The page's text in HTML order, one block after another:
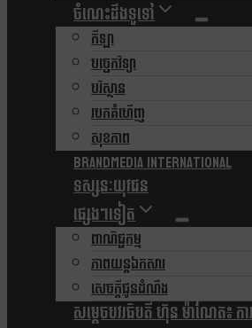
ចំណេះដឹងទូទៅ
កីឡា
បច្ចេកវិទ្យា
បរិស្ថាន
របកគំហើញ
សុខភាព
Brandmedia international
ទស្សនៈយុវជន
ផ្សេងៗទៀត
ពាណិជ្ជកម្ម
ភាពយន្តឯកសារ
សេចក្តីជូនដំណឹង
សម្តេចបវរធិបតី ហ៊ុន ម៉ាណែត៖ កា